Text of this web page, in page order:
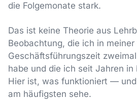
die Folgemonate stark.
Das ist keine Theorie aus
Beobachtung, die ich in meiner
Geschäftsführungszeit
habe und die ich seit Jahren in
Hier ist, was funktioniert —
am häufigsten sehe.